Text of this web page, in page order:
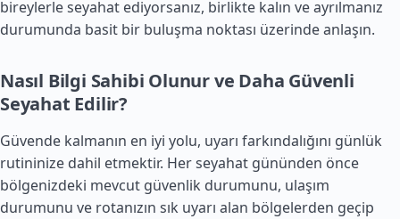
bireylerle seyahat ediyorsanız, birlikte kalın ve ayrılmanız
durumunda basit bir buluşma noktası üzerinde anlaşın.
Nasıl Bilgi Sahibi Olunur ve Daha Güvenli
Seyahat Edilir?
Güvende kalmanın en iyi yolu, uyarı farkındalığını günlük
rutininize dahil etmektir. Her seyahat gününden önce
bölgenizdeki mevcut güvenlik durumunu, ulaşım
durumunu ve rotanızın sık uyarı alan bölgelerden geçip